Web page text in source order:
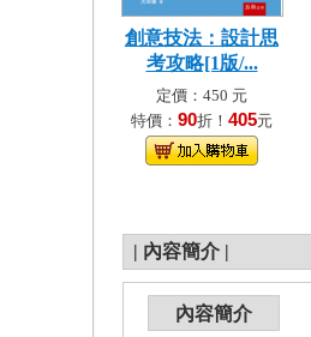
創意技法：設計思
考攻略[1版/...
定價：450 元
特價： 90折！ 405元
| 內容簡介 |
內容簡介